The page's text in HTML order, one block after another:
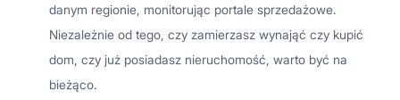
danym regionie, monitorując portale sprzedażowe.
Niezależnie od tego, czy zamierzasz wynająć czy kupić
dom, czy już posiadasz nieruchomość, warto być na
bieżąco.